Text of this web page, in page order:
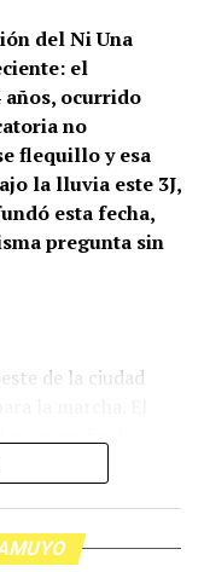
y
de (no)
que lo
del veneno”,
en el agua de red.
del Ni Una
el
años, ocurrido
no
flequillo y esa
la lluvia este 3J,
esta fecha,
pregunta sin
de la ciudad
que será una
sillones más